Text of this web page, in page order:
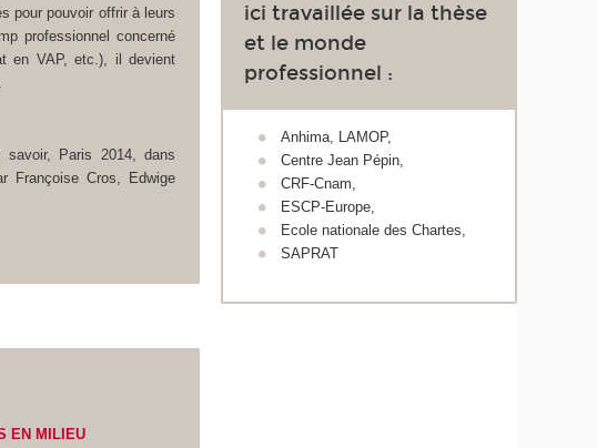
pour pouvoir offrir à leurs
professionnel concerné
en VAP, etc.), il devient
Paris 2014, dans
Françoise Cros, Edwige
EN MILIEU
ici travaillée sur la thèse
et le monde
professionnel :
Anhima, LAMOP,
Centre Jean Pépin,
CRF-Cnam,
ESCP-Europe,
Ecole nationale des Chartes,
SAPRAT